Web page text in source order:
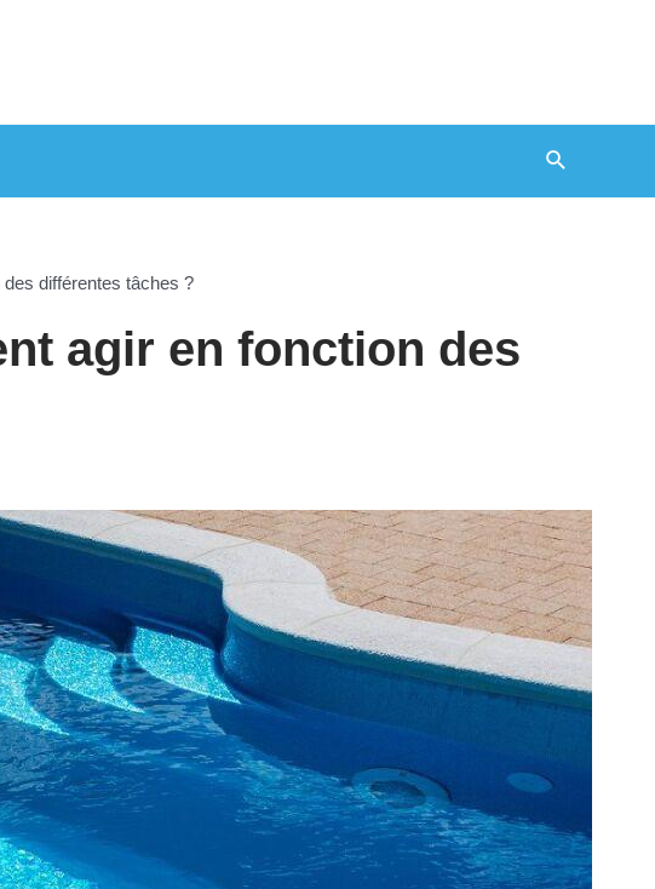
différentes tâches ?
agir en fonction des